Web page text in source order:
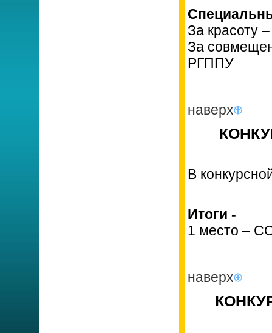
За красоту
За
РГППУ
наверх
В
Итоги -
1 место –
наверх